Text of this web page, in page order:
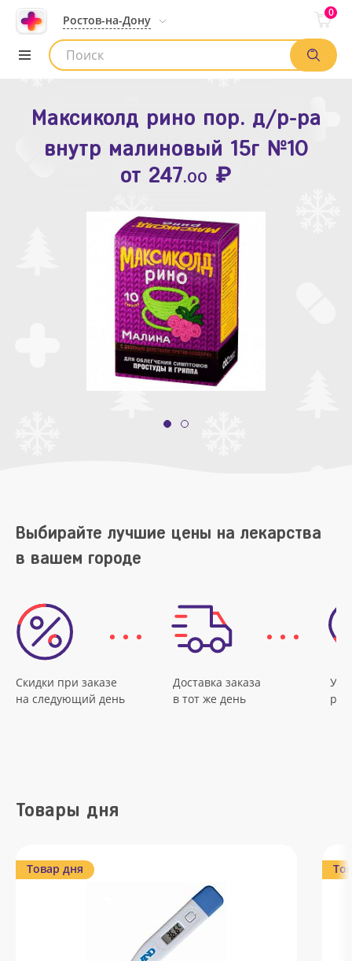
Ростов-на-Дону
0
Список аптек
Максиколд рино пор. д/р-ра
внутр малиновый 15г №10
от 247.00 ₽
Зодак таб. п.п.о. 10мг №10
от109.80 ₽
Выбирайте лучшие цены на лекарства
в вашем городе
Скидки при заказе
на следующий день
Доставка заказа
в тот же день
Товары дня
Товар дня